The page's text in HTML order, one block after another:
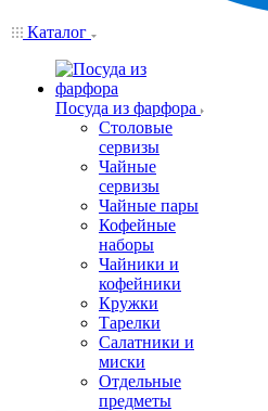
Каталог
Посуда из фарфора
Столовые
сервизы
Чайные
сервизы
Чайные пары
Кофейные
наборы
Чайники и
кофейники
Кружки
Тарелки
Салатники и
миски
Отдельные
предметы